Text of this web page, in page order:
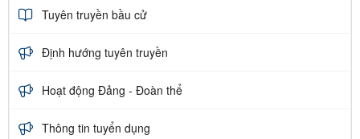
Tuyên truyền bầu cử
Định hướng tuyên truyền
Hoạt động Đảng - Đoàn thể
Thông tin tuyển dụng